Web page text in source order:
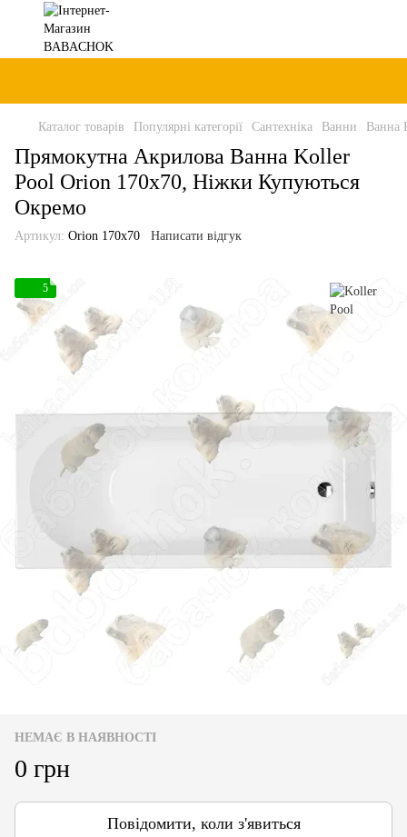
Каталог товарів Популярні категорії Сантехніка Ванни Ванна
Прямокутна Акрилова Ванна Koller
Pool Orion 170x70, Ніжки Купуються
Окремо
Артикул: Orion 170x70 Написати відгук
5
НЕМАЄ В НАЯВНОСТІ
0 грн
Повідомити, коли з'явиться